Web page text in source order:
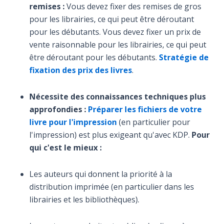
remises :Vous devez fixer des remises de gros
pour les librairies, ce qui peut être déroutant
pour les débutants. Vous devez fixer un prix de
vente raisonnable pour les librairies, ce qui peut
être déroutant pour les débutants. Stratégie de
fixation des prix des livres.
Nécessite des connaissances techniques plus
approfondies : Préparer les fichiers de votre
livre pour l'impression (en particulier pour
l'impression) est plus exigeant qu'avec KDP. Pour
qui c'est le mieux :
Les auteurs qui donnent la priorité à la
distribution imprimée (en particulier dans les
librairies et les bibliothèques).